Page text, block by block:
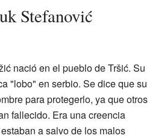
Stefanović
nació en el pueblo de Tršić. Su
"lobo" en serbio. Se dice que su
para protegerlo, ya que otros
fallecido. Era una creencia
a salvo de los malos